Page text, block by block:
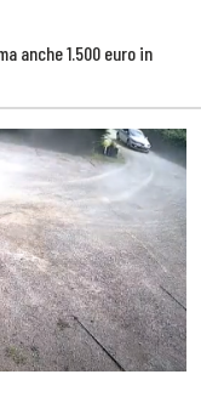
anche 1.500 euro in